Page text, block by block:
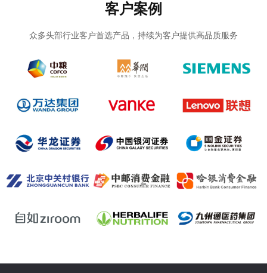
客户案例
众多头部行业客户首选产品，持续为客户提供高品质服务